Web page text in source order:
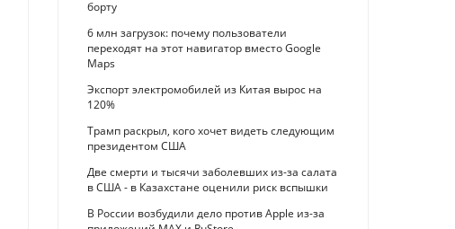
борту
6 млн загрузок: почему пользователи
переходят на этот навигатор вместо Google
Maps
Экспорт электромобилей из Китая вырос на
120%
Трамп раскрыл, кого хочет видеть следующим
президентом США
Две смерти и тысячи заболевших из-за салата
в США - в Казахстане оценили риск вспышки
В России возбудили дело против Apple из-за